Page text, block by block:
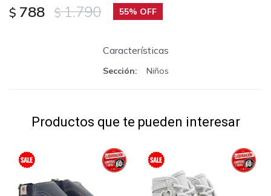
$ 788 $ 1.790 55
Características
Sección Niños
Productos que te pueden interesar